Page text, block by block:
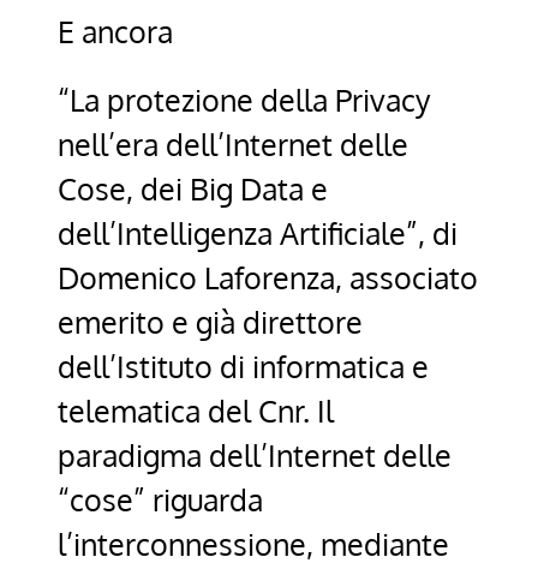
E ancora
“La protezione della Privacy
nell’era dell’Internet delle
Cose, dei Big Data e
dell’Intelligenza Artificiale”, di
Domenico Laforenza, associato
emerito e già direttore
dell’Istituto di informatica e
telematica del Cnr. Il
paradigma dell’Internet delle
“cose” riguarda
l’interconnessione, mediante